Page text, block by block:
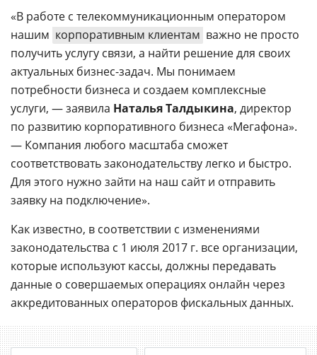
«В работе с телекоммуникационным оператором
нашим корпоративным клиентам важно не просто
получить услугу связи, а найти решение для своих
актуальных бизнес-задач. Мы понимаем
потребности бизнеса и создаем комплексные
услуги, — заявила Наталья Талдыкина, директор
по развитию корпоративного бизнеса «Мегафона».
— Компания любого масштаба сможет
соответствовать законодательству легко и быстро.
Для этого нужно зайти на наш сайт и отправить
заявку на подключение».
Как известно, в соответствии с изменениями
законодательства с 1 июля 2017 г. все организации,
которые используют кассы, должны передавать
данные о совершаемых операциях онлайн через
аккредитованных операторов фискальных данных.